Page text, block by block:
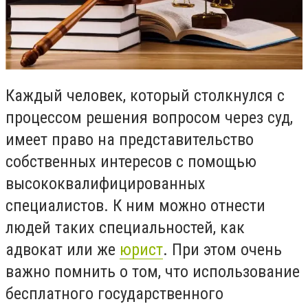
Каждый человек, который столкнулся с
процессом решения вопросом через суд,
имеет право на представительство
собственных интересов с помощью
высококвалифицированных
специалистов. К ним можно отнести
людей таких специальностей, как
адвокат или же юрист. При этом очень
важно помнить о том, что использование
бесплатного государственного